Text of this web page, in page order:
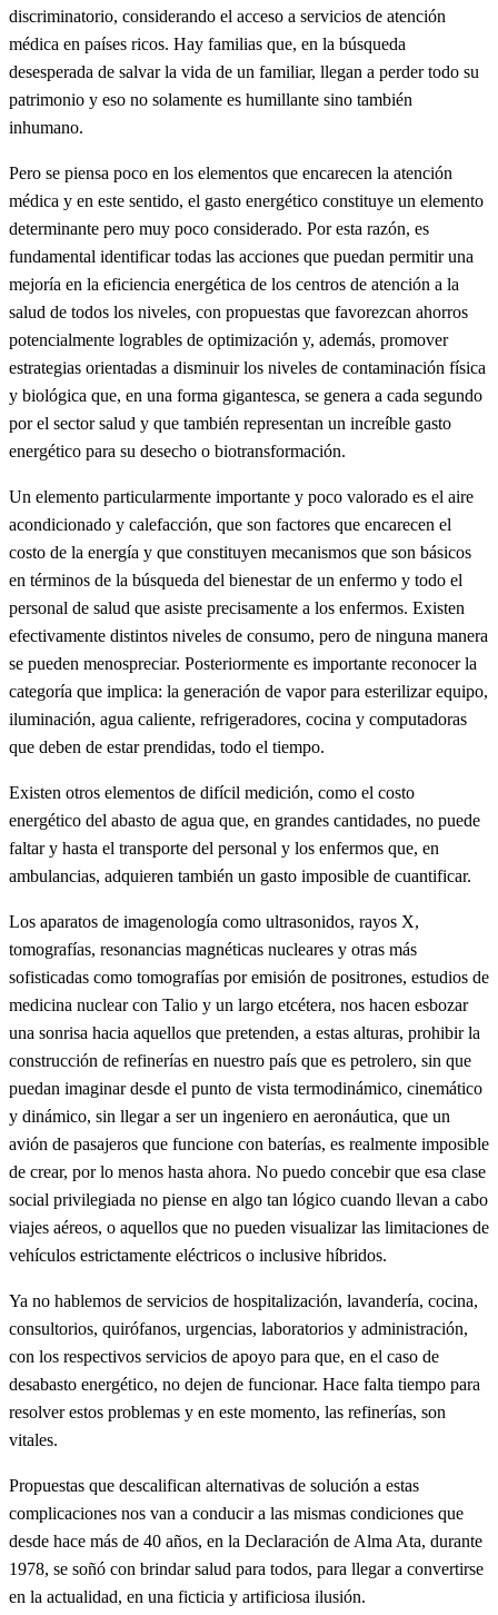
discriminatorio, considerando el acceso a servicios de atención
médica en países ricos. Hay familias que, en la búsqueda
desesperada de salvar la vida de un familiar, llegan a perder todo su
patrimonio y eso no solamente es humillante sino también
inhumano.
Pero se piensa poco en los elementos que encarecen la atención
médica y en este sentido, el gasto energético constituye un elemento
determinante pero muy poco considerado. Por esta razón, es
fundamental identificar todas las acciones que puedan permitir una
mejoría en la eficiencia energética de los centros de atención a la
salud de todos los niveles, con propuestas que favorezcan ahorros
potencialmente logrables de optimización y, además, promover
estrategias orientadas a disminuir los niveles de contaminación física
y biológica que, en una forma gigantesca, se genera a cada segundo
por el sector salud y que también representan un increíble gasto
energético para su desecho o biotransformación.
Un elemento particularmente importante y poco valorado es el aire
acondicionado y calefacción, que son factores que encarecen el
costo de la energía y que constituyen mecanismos que son básicos
en términos de la búsqueda del bienestar de un enfermo y todo el
personal de salud que asiste precisamente a los enfermos. Existen
efectivamente distintos niveles de consumo, pero de ninguna manera
se pueden menospreciar. Posteriormente es importante reconocer la
categoría que implica: la generación de vapor para esterilizar equipo,
iluminación, agua caliente, refrigeradores, cocina y computadoras
que deben de estar prendidas, todo el tiempo.
Existen otros elementos de difícil medición, como el costo
energético del abasto de agua que, en grandes cantidades, no puede
faltar y hasta el transporte del personal y los enfermos que, en
ambulancias, adquieren también un gasto imposible de cuantificar.
Los aparatos de imagenología como ultrasonidos, rayos X,
tomografías, resonancias magnéticas nucleares y otras más
sofisticadas como tomografías por emisión de positrones, estudios de
medicina nuclear con Talio y un largo etcétera, nos hacen esbozar
una sonrisa hacia aquellos que pretenden, a estas alturas, prohibir la
construcción de refinerías en nuestro país que es petrolero, sin que
puedan imaginar desde el punto de vista termodinámico, cinemático
y dinámico, sin llegar a ser un ingeniero en aeronáutica, que un
avión de pasajeros que funcione con baterías, es realmente imposible
de crear, por lo menos hasta ahora. No puedo concebir que esa clase
social privilegiada no piense en algo tan lógico cuando llevan a cabo
viajes aéreos, o aquellos que no pueden visualizar las limitaciones de
vehículos estrictamente eléctricos o inclusive híbridos.
Ya no hablemos de servicios de hospitalización, lavandería, cocina,
consultorios, quirófanos, urgencias, laboratorios y administración,
con los respectivos servicios de apoyo para que, en el caso de
desabasto energético, no dejen de funcionar. Hace falta tiempo para
resolver estos problemas y en este momento, las refinerías, son
vitales.
Propuestas que descalifican alternativas de solución a estas
complicaciones nos van a conducir a las mismas condiciones que
desde hace más de 40 años, en la Declaración de Alma Ata, durante
1978, se soñó con brindar salud para todos, para llegar a convertirse
en la actualidad, en una ficticia y artificiosa ilusión.